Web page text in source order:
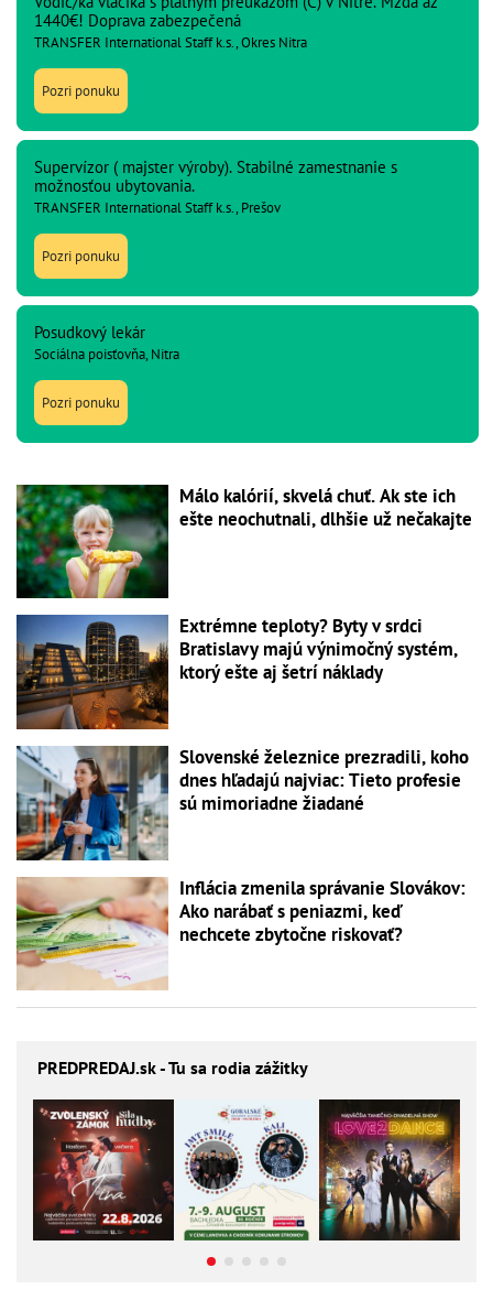
1440€! Doprava zabezpečená
TRANSFER International Staff k.s., Okres Nitra
Pozri ponuku
Supervízor ( majster výroby). Stabilné zamestnanie s
možnosťou ubytovania.
TRANSFER International Staff k.s., Prešov
Pozri ponuku
Posudkový lekár
Sociálna poisťovňa, Nitra
Pozri ponuku
Málo kalórií, skvelá chuť. Ak ste ich
ešte neochutnali, dlhšie už nečakajte
Extrémne teploty? Byty v srdci
Bratislavy majú výnimočný systém,
ktorý ešte aj šetrí náklady
Slovenské železnice prezradili, koho
dnes hľadajú najviac: Tieto profesie
sú mimoriadne žiadané
Inflácia zmenila správanie Slovákov:
Ako narábať s peniazmi, keď
nechcete zbytočne riskovať?
PREDPREDAJ.sk - Tu sa rodia zážitky